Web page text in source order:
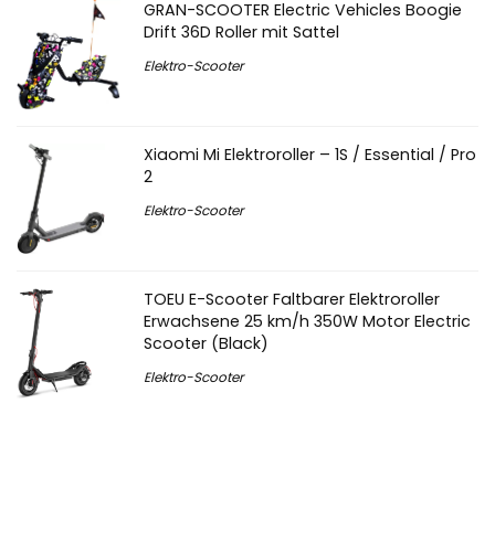
GRAN-SCOOTER Electric Vehicles Boogie
Drift 36D Roller mit Sattel
Elektro-Scooter
Xiaomi Mi Elektroroller – 1S / Essential / Pro
2
Elektro-Scooter
TOEU E-Scooter Faltbarer Elektroroller
Erwachsene 25 km/h 350W Motor Electric
Scooter (Black)
Elektro-Scooter